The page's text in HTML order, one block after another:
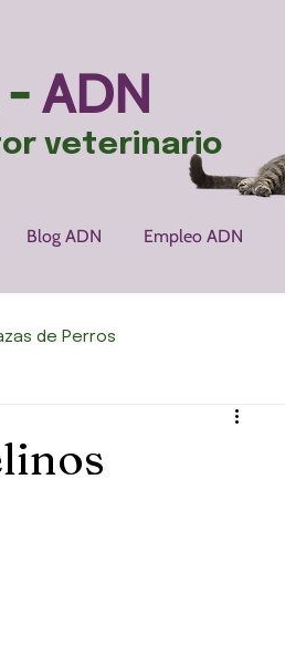
veterinario
-ADN
Blog ADN Empleo ADN
de Perros